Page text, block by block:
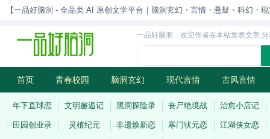
【一品好脑洞 - 全品类 AI 原创文学平台｜脑洞玄幻・言情・悬疑・科幻・
一品好脑洞：欢迎作者在本站发表文章,
首页 青春校园 脑洞玄幻 现代言情 古风言情
历史权谋 武侠江湖 灵异志怪 连载
年下直球恋 文明邂逅记 黑洞探险录 丧尸绝境战 治愈小店记
田园创业录 灵植纪元 非遗焕新恋 寒门状元恋 江湖侠女恋